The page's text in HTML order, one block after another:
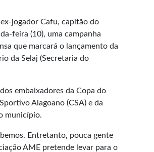
jogador Cafu, capitão do
feira (10), uma campanha
que marcará o lançamento da
da Selaj (Secretaria do
embaixadores da Copa do
Alagoano (CSA) e da
município.
Entretanto, pouca gente
AME pretende levar para o